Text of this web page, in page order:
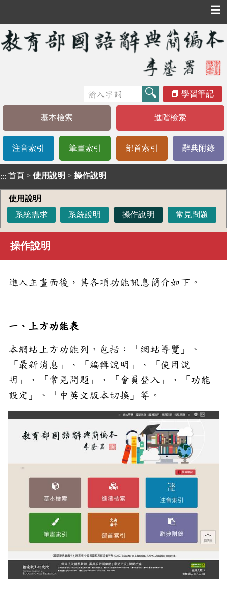
☰
學習筆記
基本檢索 進階檢索
注音索引 筆畫索引 部首索引 辭典附錄
::: 首頁 > 使用說明 > 操作說明
使用說明
系統需求
系統說明 操作說明 常見問題
操作說明
進入主畫面後，其各項功能訊息簡介如下。
一、上方功能表
本網站上方功能列，包括：「網站導覽」、
「最新消息」、「編輯說明」、「使用說
明」、「常見問題」、「會員登入」、「功能
設定」、「中英文版本切換」等。